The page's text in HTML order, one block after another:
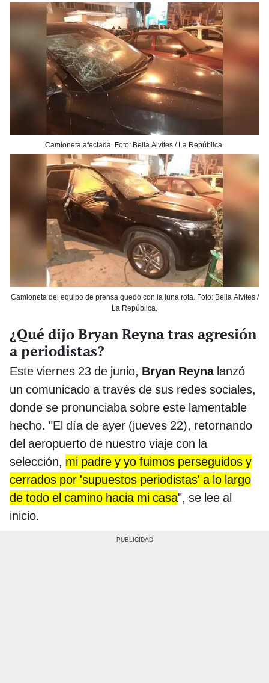
Camioneta afectada. Foto: Bella Alvites / La República.
Camioneta del equipo de prensa quedó con la luna rota. Foto: Bella Alvites /
La República.
¿Qué dijo Bryan Reyna tras agresión
a periodistas?
Este viernes 23 de junio, Bryan Reynalanzó
un comunicado a través de sus redes sociales,
donde se pronunciaba sobre este lamentable
hecho. "El día de ayer (jueves 22), retornando
del aeropuerto de nuestro viaje con la
selección, mi padre y yo fuimos perseguidos y
cerrados por 'supuestos periodistas' a lo largo
de todo el camino hacia mi casa", se lee al
inicio.